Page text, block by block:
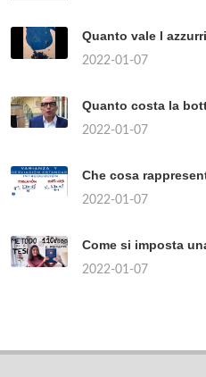
Quanto vale l
2022-01-07
Quanto costa la
2022-01-07
Che cosa
2022-01-07
Come si imposta
2022-01-07